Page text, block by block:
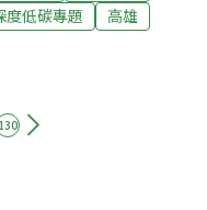
到「舊振南」，這家
和民國時期轉變的老
為大眾所知。起初，
高鐵車站以及國際機
度低碳專題
高雄